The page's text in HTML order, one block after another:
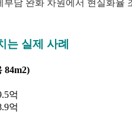
부담 완화 차원에서 현실화율
는 실제 사례
84m2)
억
억